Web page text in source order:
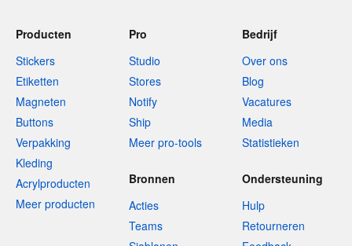
Producten
Stickers
Etiketten
Magneten
Buttons
Verpakking
Kleding
Acrylproducten
Meer producten
Pro
Studio
Stores
Notify
Ship
Meer pro-tools
Bedrijf
Over ons
Blog
Vacatures
Media
Statistieken
Bronnen
Acties
Teams
Ondersteuning
Hulp
Retourneren